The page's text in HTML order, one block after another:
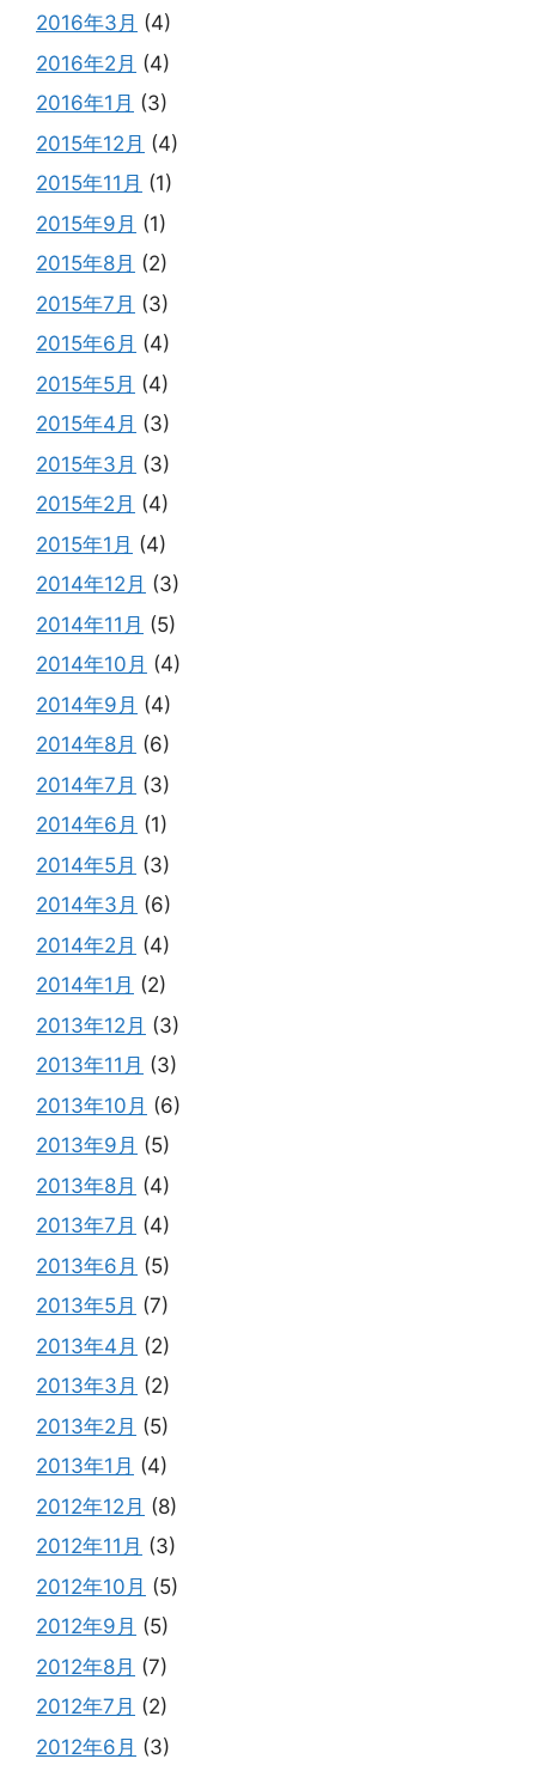
2016年3月 (4)
2016年2月 (4)
2016年1月 (3)
2015年12月 (4)
2015年11月 (1)
2015年9月 (1)
2015年8月 (2)
2015年7月 (3)
2015年6月 (4)
2015年5月 (4)
2015年4月 (3)
2015年3月 (3)
2015年2月 (4)
2015年1月 (4)
2014年12月 (3)
2014年11月 (5)
2014年10月 (4)
2014年9月 (4)
2014年8月 (6)
2014年7月 (3)
2014年6月 (1)
2014年5月 (3)
2014年3月 (6)
2014年2月 (4)
2014年1月 (2)
2013年12月 (3)
2013年11月 (3)
2013年10月 (6)
2013年9月 (5)
2013年8月 (4)
2013年7月 (4)
2013年6月 (5)
2013年5月 (7)
2013年4月 (2)
2013年3月 (2)
2013年2月 (5)
2013年1月 (4)
2012年12月 (8)
2012年11月 (3)
2012年10月 (5)
2012年9月 (5)
2012年8月 (7)
2012年7月 (2)
2012年6月 (3)